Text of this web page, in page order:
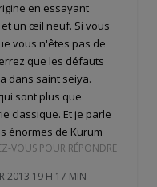
en essayant
un œil neuf. Si vous
vous n'êtes pas de
que les défauts
dans saint seiya.
sont plus que
classique. Et je parle
énormes de Kurum
VOUS POUR RÉPONDRE
2013 19 H 17 MIN